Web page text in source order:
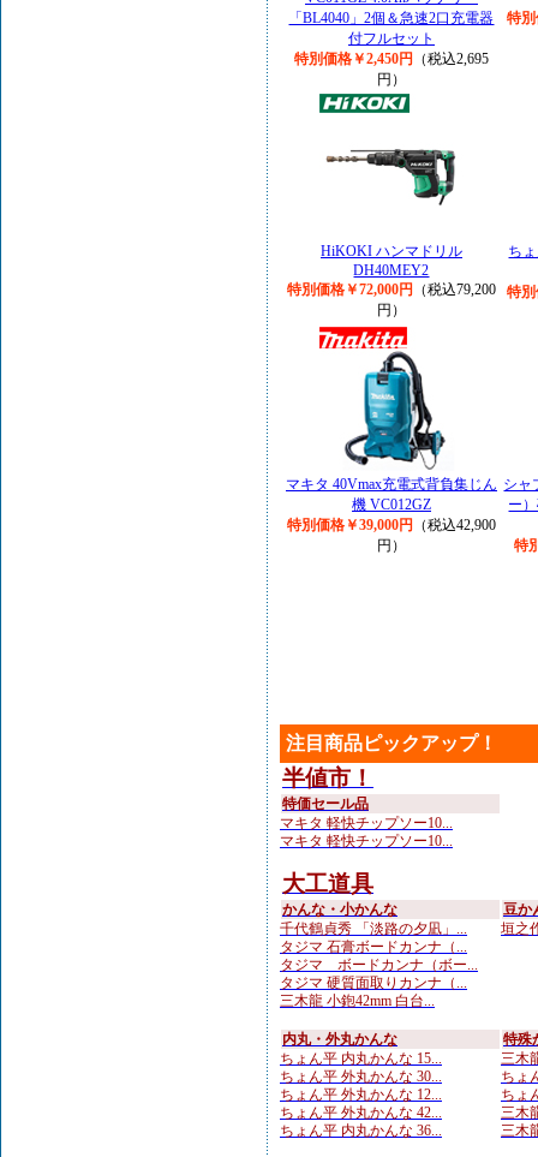
「BL4040」2個＆急速2口充電器
付フルセット
特別価格￥2,450円
（税込2,695
円）
特別
HiKOKI ハンマドリル
DH40MEY2
特別価格￥72,000円
（税込79,200
円）
ち
特別
マキタ 40Vmax充電式背負集じん
機 VC012GZ
特別価格￥39,000円
（税込42,900
円）
シャ
ー
特
注目商品ピックアップ！
半値市！
特価セール品
マキタ 軽快チップソー10...
マキタ 軽快チップソー10...
大工道具
かんな・小かんな
千代鶴貞秀 「淡路の夕凪」...
タジマ 石膏ボードカンナ（...
タジマ ボードカンナ（ボー...
タジマ 硬質面取りカンナ（...
三木龍 小鉋42mm 白台...
豆か
垣之
内丸・外丸かんな
ちょん平 内丸かんな 15...
ちょん平 外丸かんな 30...
ちょん平 外丸かんな 12...
ちょん平 外丸かんな 42...
ちょん平 内丸かんな 36...
特殊
三木
ちょ
ちょ
三木
三木